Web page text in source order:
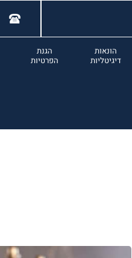
הונאות
דיגיטליות
הגנת
הפרטיות